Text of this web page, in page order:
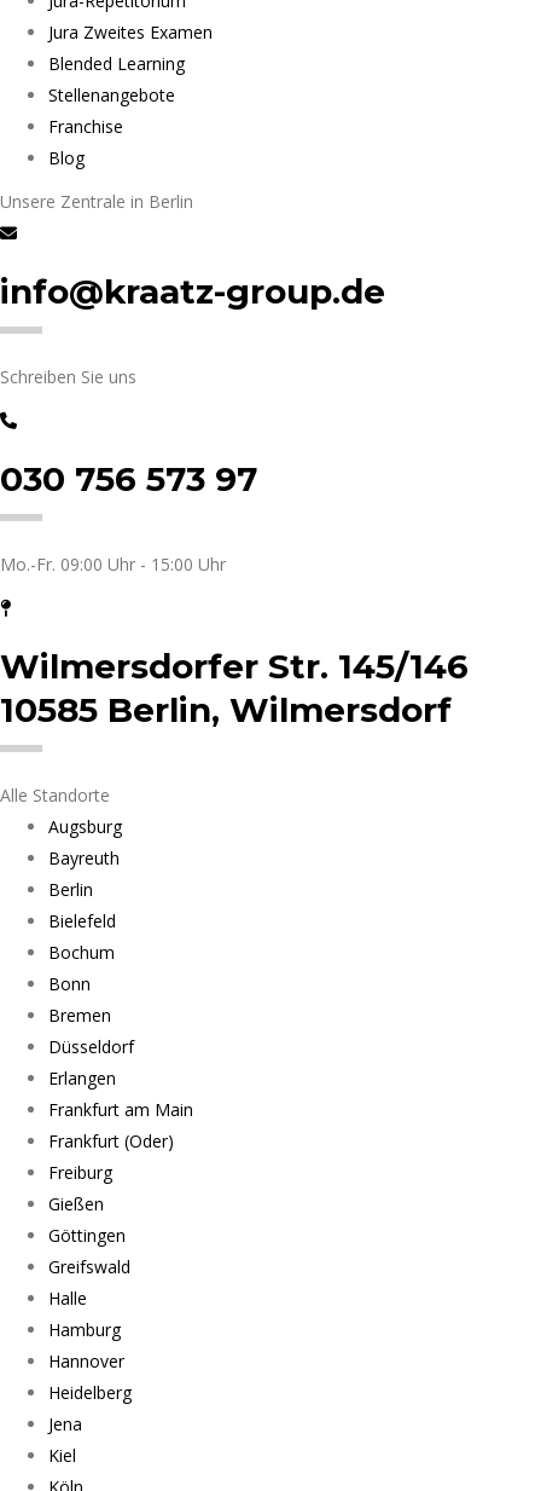
Jura Zweites Examen
Blended Learning
Stellenangebote
Franchise
Blog
Unsere Zentrale in Berlin
info@kraatz-group.de
Schreiben Sie uns
030 756 573 97
Mo.-Fr. 09:00 Uhr - 15:00 Uhr
Wilmersdorfer Str. 145/146
10585 Berlin, Wilmersdorf
Alle Standorte
Augsburg
Bayreuth
Berlin
Bielefeld
Bochum
Bonn
Bremen
Düsseldorf
Erlangen
Frankfurt am Main
Frankfurt (Oder)
Freiburg
Gießen
Göttingen
Greifswald
Halle
Hamburg
Hannover
Heidelberg
Jena
Kiel